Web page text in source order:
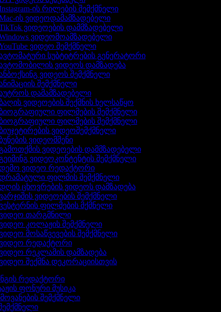
ის რილების შემქმნელი
ის ვიდეოდამამზადებელი
ვიდეოების დამმზადებელი
ვიდეომოამზადებელი
ვიდეო შემქმნელი
სუბტიტრების გენერატორი
ვიდეოს დამზადება
ვიდეოს შემქმნელი
შემქმნელი
დამამზადებელი
ვიდეოების შექმნის ხელსაწყო
ფილმების შემქმნელი
ფილმების შემქმნელი
ვიდეოშემქმნელი
ვიდეომშენი
ვიდეოების დამმზადებელი
ვიდეოკონტენტის შემქმნელი
ვიდეო რედაქტორი
ფილმის შემქმნელი
ცხოვრების ვიდეოს დამზადება
ვიდეოების შემქმნელი
ფილმების მქმნელი
თარგმნილი
კოლაჟის შემქმნელი
მოსაწვევების შემქმნელი
რედაქტორი
რეკლამის დამზადება
შექმნა დეკორაციისთვის
რედაქტორი
ფონური მუსიკა
შემქმნელი